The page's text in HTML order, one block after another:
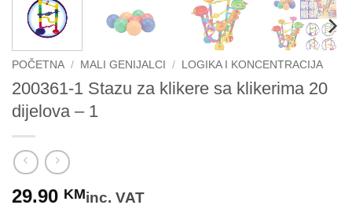
POČETNA / MALI GENIJALCI / LOGIKA I KONCENTRACIJA
200361-1 Stazu za klikere sa klikerima 20
dijelova – 1
29.90 KMinc. VAT